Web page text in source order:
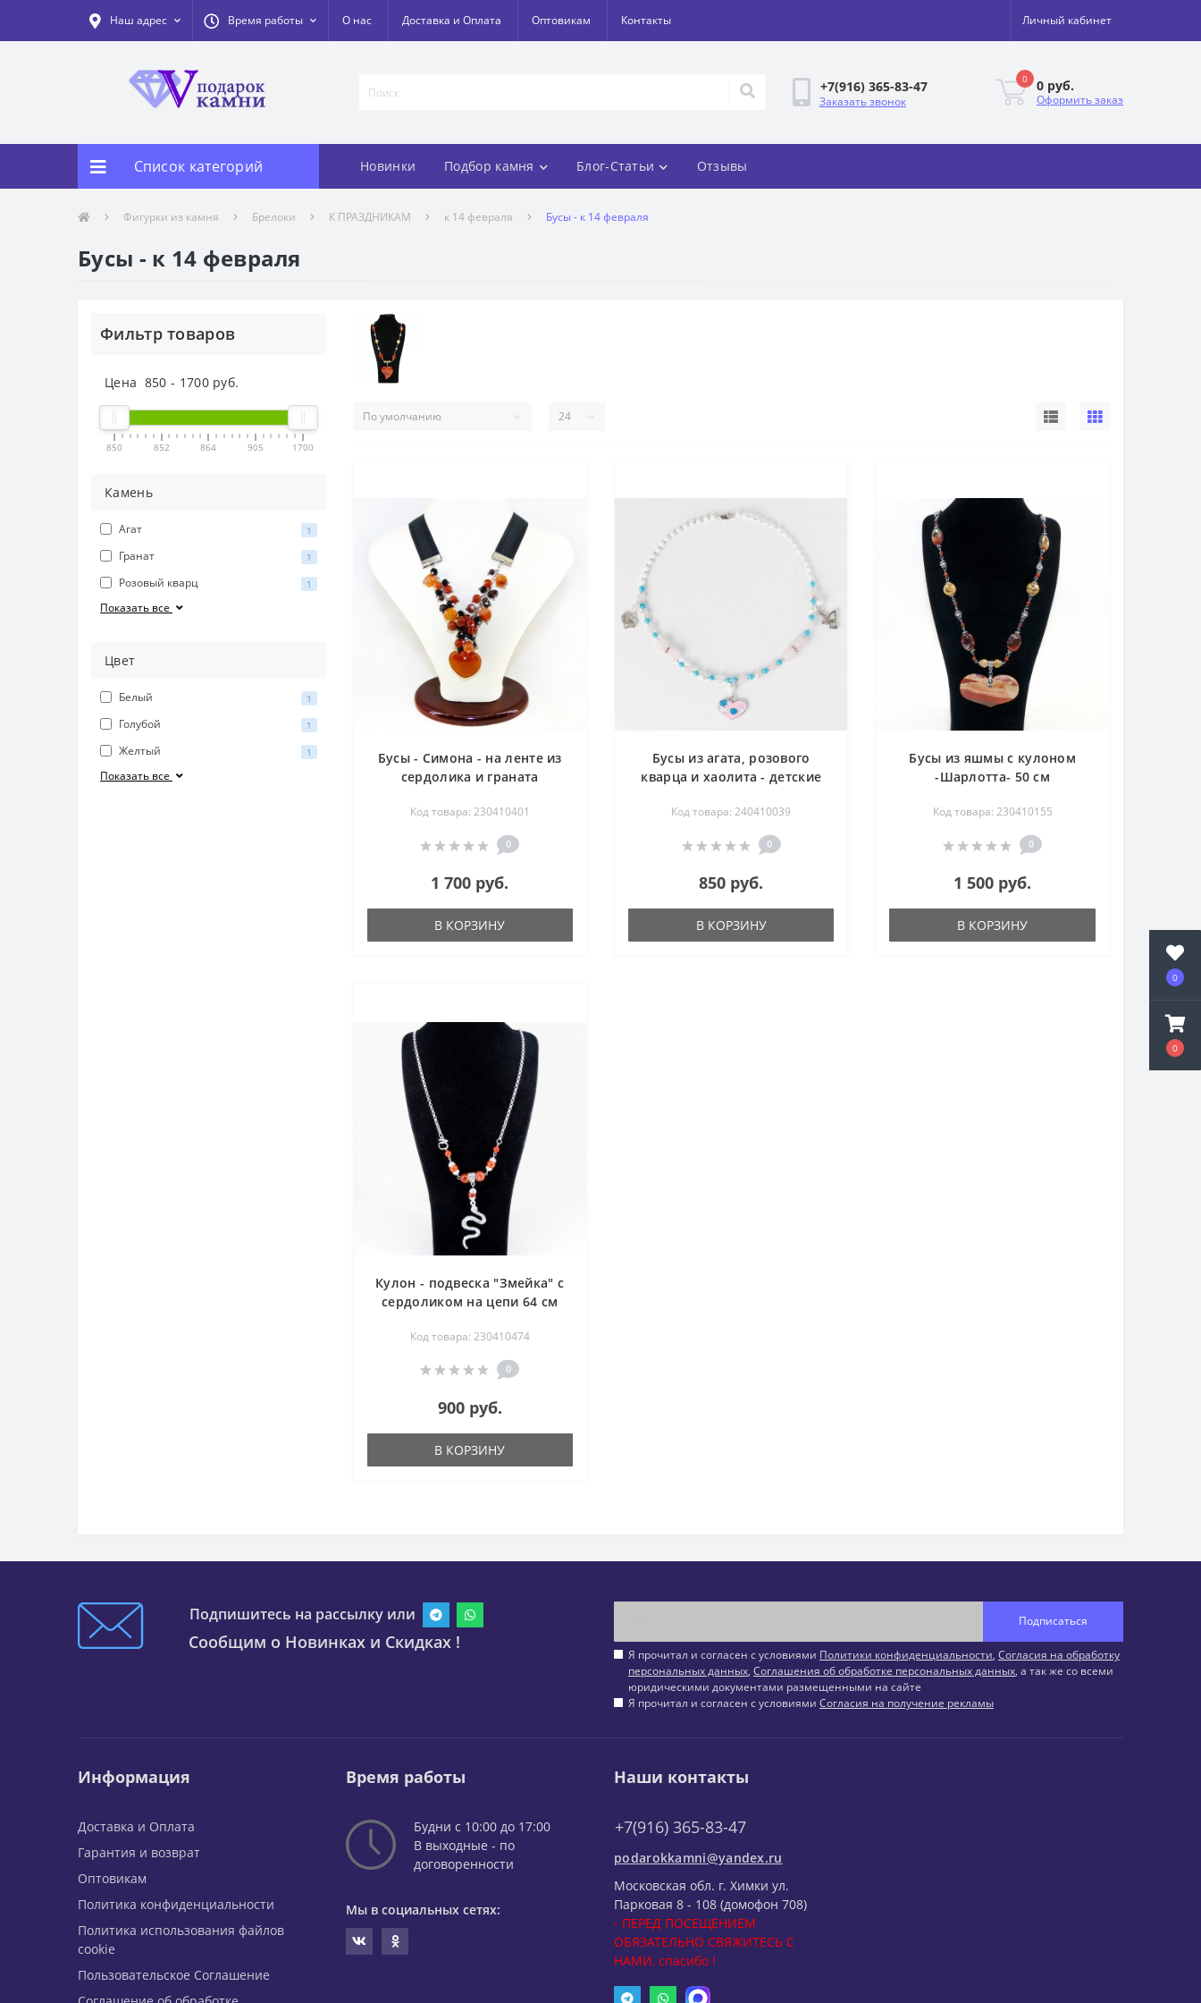
0
0
Наш адрес Время работы О нас Доставка и Оплата Оптовикам Контакты Личный кабинет
+7(916) 365-83-47
Заказать звонок
0 0 руб.
Оформить заказ
Список категорий Новинки Подбор камня Блог-Статьи Отзывы
Фигурки из камня Брелоки К ПРАЗДНИКАМ к 14 февраля Бусы - к 14 февраля
Бусы - к 14 февраля
Фильтр товаров
Цена 850 - 1700руб.
850 852 864 905 1700
Камень
Агат 1
Гранат 1
Розовый кварц 1
Показать все
Цвет
Белый 1
Голубой 1
Желтый 1
Показать все
Бусы - Симона - на ленте из
сердолика и граната
Код товара: 230410401
0
1 700 руб.
В КОРЗИНУ
Бусы из агата, розового
кварца и хаолита - детские
Код товара: 240410039
0
850 руб.
В КОРЗИНУ
Бусы из яшмы с кулоном
-Шарлотта- 50 см
Код товара: 230410155
0
1 500 руб.
В КОРЗИНУ
Кулон - подвеска "Змейка" с
сердоликом на цепи 64 см
Код товара: 230410474
0
900 руб.
В КОРЗИНУ
Подпишитесь на рассылку или
Сообщим о Новинках и Скидках !
Подписаться
Я прочитал и согласен с условиями Политики конфиденциальности, Согласия на обработку
персональных данных, Соглашения об обработке персональных данных, а так же со всеми
юридическими документами размещенными на сайте
Я прочитал и согласен с условиями Согласия на получение рекламы
Информация
Доставка и Оплата
Гарантия и возврат
Оптовикам
Политика конфиденциальности
Политика использования файлов
cookie
Пользовательское Соглашение
Время работы
Будни с 10:00 до 17:00
В выходные - по
договоренности
Мы в социальных сетях:
Наши контакты
+7(916) 365-83-47
podarokkamni@yandex.ru
Московская обл. г. Химки ул.
Парковая 8 - 108 (домофон 708)
- ПЕРЕД ПОСЕЩЕНИЕМ
ОБЯЗАТЕЛЬНО СВЯЖИТЕСЬ С
НАМИ, спасибо !